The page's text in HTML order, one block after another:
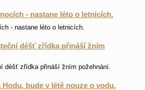
- nastane léto o letnicích.
- nastane léto o letnicích.
déšť zřídka přináší žním
déšť zřídka přináší žním požehnání.
bude v létě nouze o vodu.